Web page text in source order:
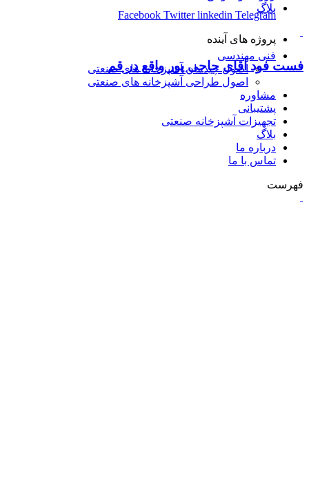
بلاگ
فنی مهندسی
اصول چیدمان آشپزخانه های صنعتی
اصول طراحی آشپزخانه های صنعتی
مشاوره
پشتیبانی
تجهیزات آشپزخانه صنعتی
بلاگ
درباره ما
تماس با ما
فهرست
Facebook Twitter linkedin Telegram
پروژه های آینده
فست فود آقای حاجی پور واقع در قم